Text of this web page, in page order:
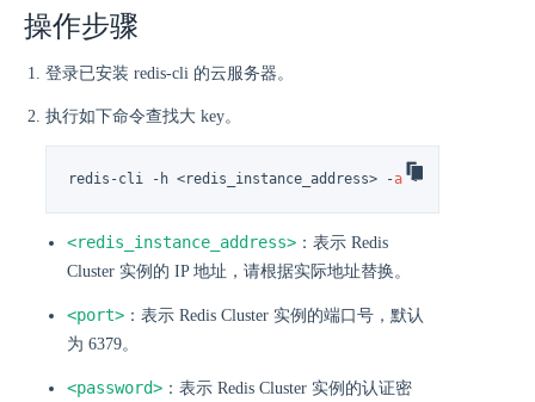
操作步骤
登录已安装 redis-cli 的云服务器。
执行如下命令查找大 key。
redis-cli -h <redis_instance_address> -a <password> -
<redis_instance_address> ：表示 Redis
Cluster 实例的 IP 地址，请根据实际地址替换。
<port> ：表示 Redis Cluster 实例的端口号，默认
为 6379。
<password> ：表示 Redis Cluster 实例的认证密